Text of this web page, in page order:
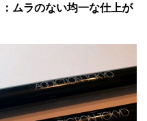
ムラのない均一な仕上が